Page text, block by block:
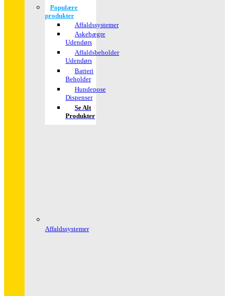
Populære
produkter
Affaldssystemer
Askebægre
Udendørs
Affaldsbeholder
Udendørs
Batteri
Beholder
Hundepose
Dispenser
Se Alt
Produkter
Affaldssystemer